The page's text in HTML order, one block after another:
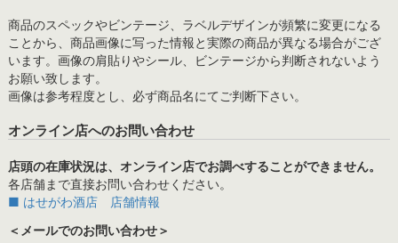
商品のスペックやビンテージ、ラベルデザインが頻繁に変更になる
ことから、商品画像に写った情報と実際の商品が異なる場合がござ
います。画像の肩貼りやシール、ビンテージから判断されないよう
お願い致します。
画像は参考程度とし、必ず商品名にてご判断下さい。
オンライン店へのお問い合わせ
店頭の在庫状況は、オンライン店でお調べすることができません。
各店舗まで直接お問い合わせください。
■ はせがわ酒店 店舗情報
＜メールでのお問い合わせ＞